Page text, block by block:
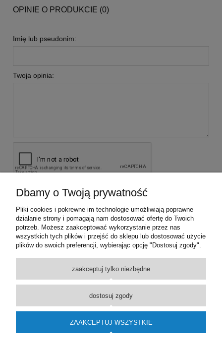
OPINIE O PRODUKCIE (0)
Imię lub pseudonim:
Twoja opinia:
KONTAKT Z NAMI
INFORMACJE
MOJE KONTO
Dbamy o Twoją prywatność
Pliki cookies i pokrewne im technologie umożliwiają poprawne
działanie strony i pomagają nam dostosować ofertę do Twoich
potrzeb. Możesz zaakceptować wykorzystanie przez nas
wszystkich tych plików i przejść do sklepu lub dostosować użycie
plików do swoich preferencji, wybierając opcję "Dostosuj zgody".
zaakceptuj tylko niezbędne
dostosuj zgody
ZAAKCEPTUJ WSZYSTKIE